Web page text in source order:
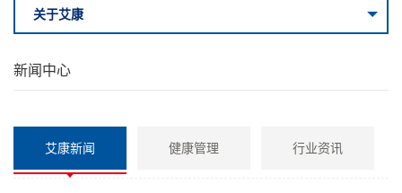
关于艾康
新闻中心
艾康新闻 健康管理 行业资讯